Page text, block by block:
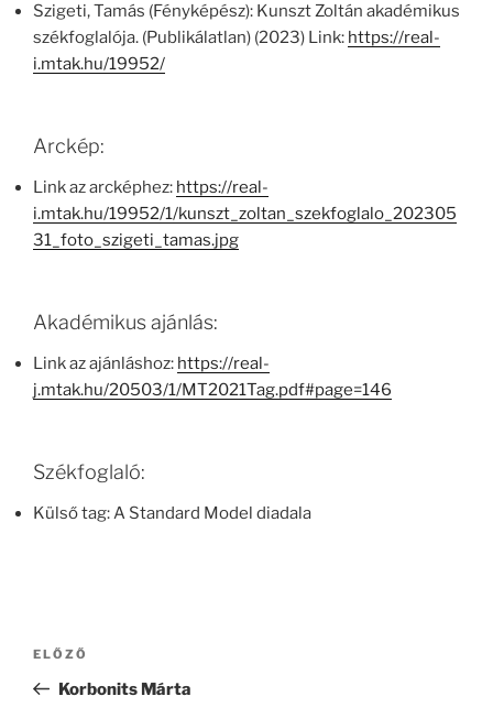
Szigeti, Tamás (Fényképész): Kunszt Zoltán akadémikus
székfoglalója. (Publikálatlan) (2023) Link: https://real-
i.mtak.hu/19952/
Arckép:
Link az arcképhez: https://real-
i.mtak.hu/19952/1/kunszt_zoltan_szekfoglalo_202305
31_foto_szigeti_tamas.jpg
Akadémikus ajánlás:
Link az ajánláshoz: https://real-
j.mtak.hu/20503/1/MT2021Tag.pdf#page=146
Székfoglaló:
Külső tag: A Standard Model diadala
Bejegyzés
Korábbi
bejegyzés
ELŐZŐ
Korbonits Márta